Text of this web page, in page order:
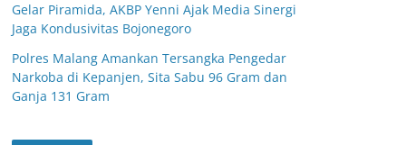
Gelar Piramida, AKBP Yenni Ajak Media Sinergi
Jaga Kondusivitas Bojonegoro
Polres Malang Amankan Tersangka Pengedar
Narkoba di Kepanjen, Sita Sabu 96 Gram dan
Ganja 131 Gram